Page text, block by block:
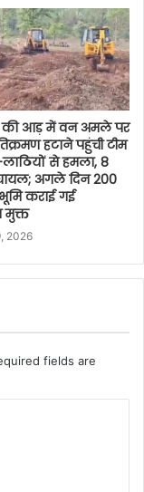
की आड़ में वन अमले पर
हटाने पहुंची टीम
से हमला, 8
अगले दिन 200
कराई गई
मुक्त
2026
fields are